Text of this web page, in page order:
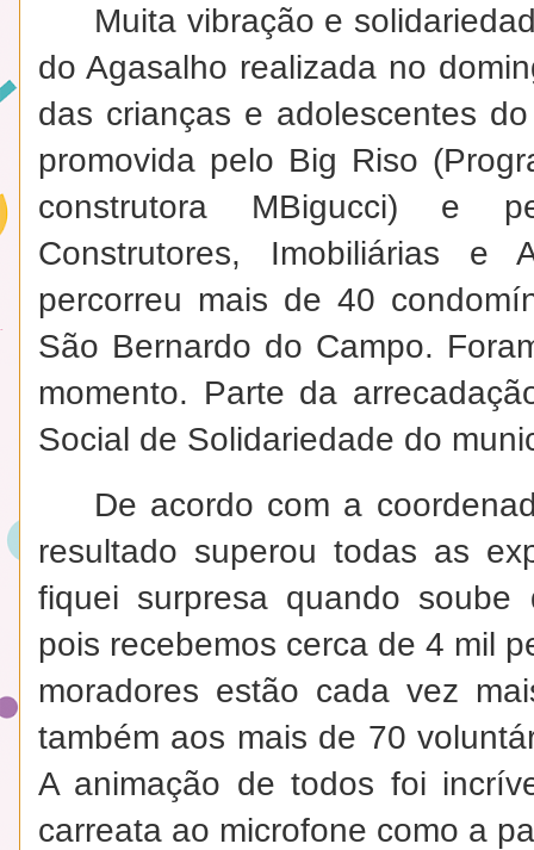
Muita vibração e
do Agasalho realizada no
das crianças e adolescentes
promovida pelo Big Riso
construtora MBigucci) e
Construtores, Imobiliárias e
percorreu mais de 40
São Bernardo do Campo.
momento. Parte da
Social de Solidariedade do
De acordo com a
resultado superou todas as
fiquei surpresa quando
pois recebemos cerca de 4 mil
moradores estão cada vez
também aos mais de 70
A animação de todos foi
carreata ao microfone como a